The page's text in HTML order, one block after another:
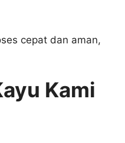
cepat dan aman,
Kami